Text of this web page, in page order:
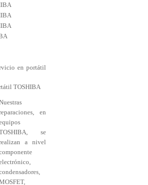
en portátil
TOSHIBA
en
se
a nivel